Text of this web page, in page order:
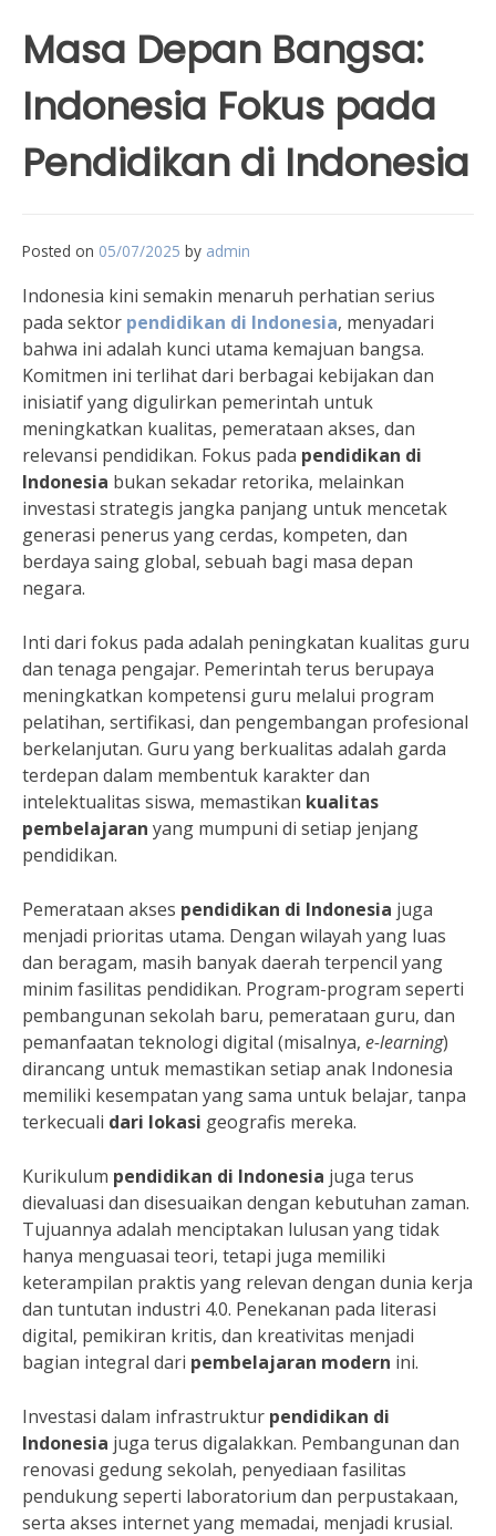
Masa Depan Bangsa:
Indonesia Fokus pada
Pendidikan di Indonesia
Posted on 05/07/2025 by admin
Indonesia kini semakin menaruh perhatian serius
pada sektor pendidikan di Indonesia, menyadari
bahwa ini adalah kunci utama kemajuan bangsa.
Komitmen ini terlihat dari berbagai kebijakan dan
inisiatif yang digulirkan pemerintah untuk
meningkatkan kualitas, pemerataan akses, dan
relevansi pendidikan. Fokus pada pendidikan di
Indonesia bukan sekadar retorika, melainkan
investasi strategis jangka panjang untuk mencetak
generasi penerus yang cerdas, kompeten, dan
berdaya saing global, sebuah bagi masa depan
negara.
Inti dari fokus pada adalah peningkatan kualitas guru
dan tenaga pengajar. Pemerintah terus berupaya
meningkatkan kompetensi guru melalui program
pelatihan, sertifikasi, dan pengembangan profesional
berkelanjutan. Guru yang berkualitas adalah garda
terdepan dalam membentuk karakter dan
intelektualitas siswa, memastikan kualitas
pembelajaran yang mumpuni di setiap jenjang
pendidikan.
Pemerataan akses pendidikan di Indonesia juga
menjadi prioritas utama. Dengan wilayah yang luas
dan beragam, masih banyak daerah terpencil yang
minim fasilitas pendidikan. Program-program seperti
pembangunan sekolah baru, pemerataan guru, dan
pemanfaatan teknologi digital (misalnya, e-learning)
dirancang untuk memastikan setiap anak Indonesia
memiliki kesempatan yang sama untuk belajar, tanpa
terkecuali dari lokasi geografis mereka.
Kurikulum pendidikan di Indonesia juga terus
dievaluasi dan disesuaikan dengan kebutuhan zaman.
Tujuannya adalah menciptakan lulusan yang tidak
hanya menguasai teori, tetapi juga memiliki
keterampilan praktis yang relevan dengan dunia kerja
dan tuntutan industri 4.0. Penekanan pada literasi
digital, pemikiran kritis, dan kreativitas menjadi
bagian integral dari pembelajaran modern ini.
Investasi dalam infrastruktur pendidikan di
Indonesia juga terus digalakkan. Pembangunan dan
renovasi gedung sekolah, penyediaan fasilitas
pendukung seperti laboratorium dan perpustakaan,
serta akses internet yang memadai, menjadi krusial.